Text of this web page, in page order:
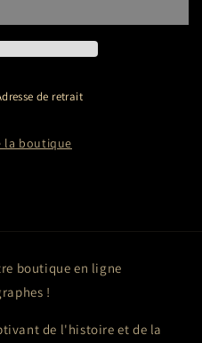
de retrait
la boutique
boutique en ligne
!
de l'histoire et de la